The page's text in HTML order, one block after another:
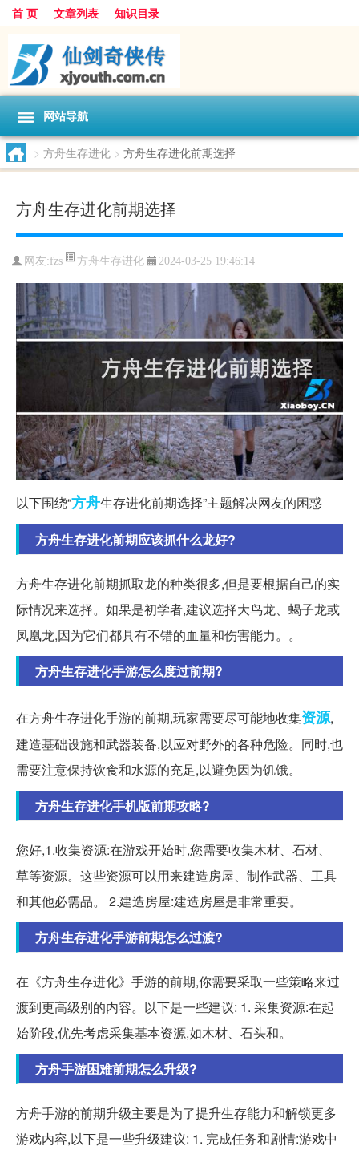
首 页 文章列表 知识目录
网站导航
> 方舟生存进化 > 方舟生存进化前期选择
方舟生存进化前期选择
网友:fzs 方舟生存进化 2024-03-25 19:46:14
以下围绕“方舟生存进化前期选择”主题解决网友的困惑
方舟生存进化前期应该抓什么龙好?
方舟生存进化前期抓取龙的种类很多,但是要根据自己的实
际情况来选择。如果是初学者,建议选择大鸟龙、蝎子龙或
凤凰龙,因为它们都具有不错的血量和伤害能力。。
方舟生存进化手游怎么度过前期?
在方舟生存进化手游的前期,玩家需要尽可能地收集资源,
建造基础设施和武器装备,以应对野外的各种危险。同时,也
需要注意保持饮食和水源的充足,以避免因为饥饿。
方舟生存进化手机版前期攻略?
您好,1.收集资源:在游戏开始时,您需要收集木材、石材、
草等资源。这些资源可以用来建造房屋、制作武器、工具
和其他必需品。 2.建造房屋:建造房屋是非常重要。
方舟生存进化手游前期怎么过渡?
在《方舟生存进化》手游的前期,你需要采取一些策略来过
渡到更高级别的内容。以下是一些建议: 1. 采集资源:在起
始阶段,优先考虑采集基本资源,如木材、石头和。
方舟手游困难前期怎么升级?
方舟手游的前期升级主要是为了提升生存能力和解锁更多
游戏内容,以下是一些升级建议: 1. 完成任务和剧情:游戏中